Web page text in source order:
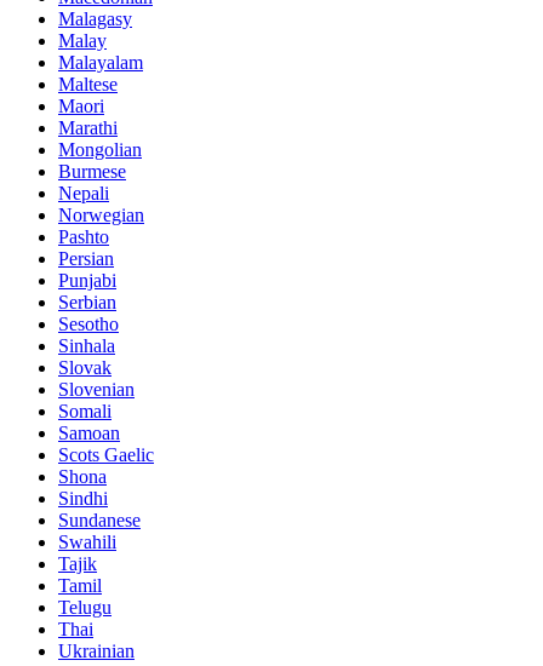
Malagasy
Malay
Malayalam
Maltese
Maori
Marathi
Mongolian
Burmese
Nepali
Norwegian
Pashto
Persian
Punjabi
Serbian
Sesotho
Sinhala
Slovak
Slovenian
Somali
Samoan
Scots Gaelic
Shona
Sindhi
Sundanese
Swahili
Tajik
Tamil
Telugu
Thai
Ukrainian